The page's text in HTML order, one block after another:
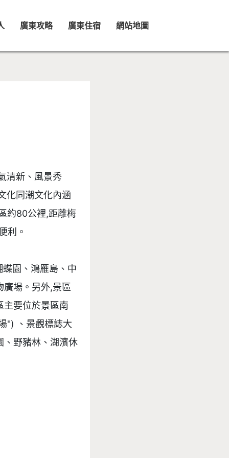
網站地圖
廣東住宿
廣東攻略
清新、風景秀
化同潮文化內涵
約80公裡,距離梅
利。
園、鴻雁島、中
場。另外,景區
主要位於景區南
") 、景觀標誌大
、野豬林、湖濱休